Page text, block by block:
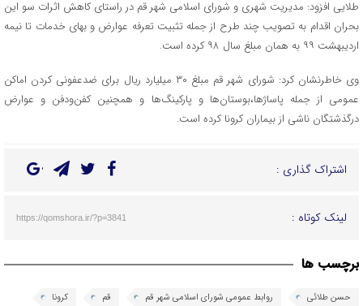
طلایی افزود: مدیریت شهری و شورای اسلامی شهر قم در راستای کاهش اثرات سو این
بحران اقدام به تصویب چند طرح از جمله تثبیت تعرفه عوارض و بهای خدمات تا نیمه
اردیبهشت ۹۹ به همان مبلغ سال ۹۸ کرده است.
وی خاطرنشان کرد: شورای شهر قم مبلغ ۳۰ میلیارد ریال برای ضدعفونی کردن اماکن
عمومی از جمله پاساژها،بوستان‌ها و پارکینگ‌ها و همچنین کفن‌ودفن و عوارض
درگذشتگان ناشی از بیماران کرونا کرده است.
اشتراک گذاری :
لینک کوتاه : https://qomshora.ir/?p=3841
برچسب ها
حسن طلائی روابط عمومی شورای اسلامی شهر قم قم کرونا